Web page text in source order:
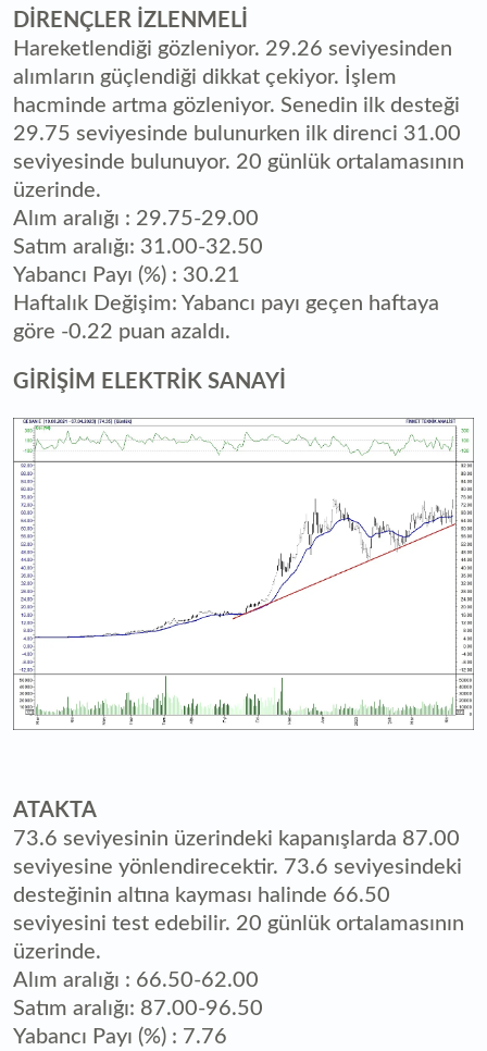
DİRENÇLER İZLENMELİ
Hareketlendiği gözleniyor. 29.26 seviyesinden
alımların güçlendiği dikkat çekiyor. İşlem
hacminde artma gözleniyor. Senedin ilk desteği
29.75 seviyesinde bulunurken ilk direnci 31.00
seviyesinde bulunuyor. 20 günlük ortalamasının
üzerinde.
Alım aralığı : 29.75-29.00
Satım aralığı: 31.00-32.50
Yabancı Payı (%) : 30.21
Haftalık Değişim: Yabancı payı geçen haftaya
göre -0.22 puan azaldı.
GİRİŞİM ELEKTRİK SANAYİ
ATAKTA
73.6 seviyesinin üzerindeki kapanışlarda 87.00
seviyesine yönlendirecektir. 73.6 seviyesindeki
desteğinin altına kayması halinde 66.50
seviyesini test edebilir. 20 günlük ortalamasının
üzerinde.
Alım aralığı : 66.50-62.00
Satım aralığı: 87.00-96.50
Yabancı Payı (%) : 7.76